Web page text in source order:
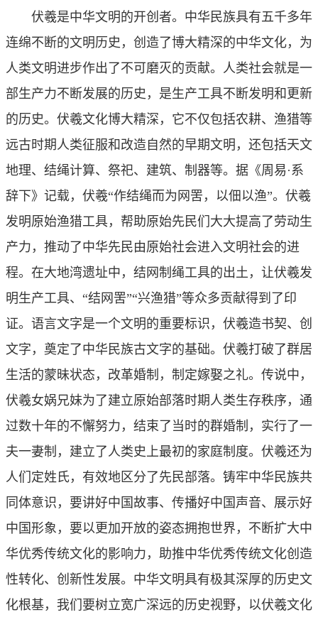
伏羲是中华文明的开创者。中华民族具有五千多年
连绵不断的文明历史，创造了博大精深的中华文化，为
人类文明进步作出了不可磨灭的贡献。人类社会就是一
部生产力不断发展的历史，是生产工具不断发明和更新
的历史。伏羲文化博大精深，它不仅包括农耕、渔猎等
远古时期人类征服和改造自然的早期文明，还包括天文
地理、结绳计算、祭祀、建筑、制器等。据《周易·系
辞下》记载，伏羲“作结绳而为网罟，以佃以渔”。伏羲
发明原始渔猎工具，帮助原始先民们大大提高了劳动生
产力，推动了中华先民由原始社会进入文明社会的进
程。在大地湾遗址中，结网制绳工具的出土，让伏羲发
明生产工具、“结网罟”“兴渔猎”等众多贡献得到了印
证。语言文字是一个文明的重要标识，伏羲造书契、创
文字，奠定了中华民族古文字的基础。伏羲打破了群居
生活的蒙昧状态，改革婚制，制定嫁娶之礼。传说中，
伏羲女娲兄妹为了建立原始部落时期人类生存秩序，通
过数十年的不懈努力，结束了当时的群婚制，实行了一
夫一妻制，建立了人类史上最初的家庭制度。伏羲还为
人们定姓氏，有效地区分了先民部落。铸牢中华民族共
同体意识，要讲好中国故事、传播好中国声音、展示好
中国形象，要以更加开放的姿态拥抱世界，不断扩大中
华优秀传统文化的影响力，助推中华优秀传统文化创造
性转化、创新性发展。中华文明具有极其深厚的历史文
化根基，我们要树立宽广深远的历史视野，以伏羲文化